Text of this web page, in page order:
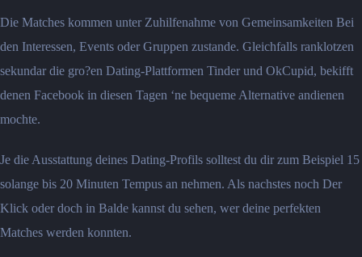
Die Matches kommen unter Zuhilfenahme von Gemeinsamkeiten Bei
den Interessen, Events oder Gruppen zustande. Gleichfalls ranklotzen
sekundar die gro?en Dating-Plattformen Tinder und OkCupid, bekifft
denen Facebook in diesen Tagen ‘ne bequeme Alternative andienen
mochte.
Je die Ausstattung deines Dating-Profils solltest du dir zum Beispiel 15
solange bis 20 Minuten Tempus an nehmen. Als nachstes noch Der
Klick oder doch in Balde kannst du sehen, wer deine perfekten
Matches werden konnten.